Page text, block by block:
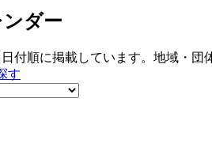
ダー
付順に掲載しています。地域・団
す